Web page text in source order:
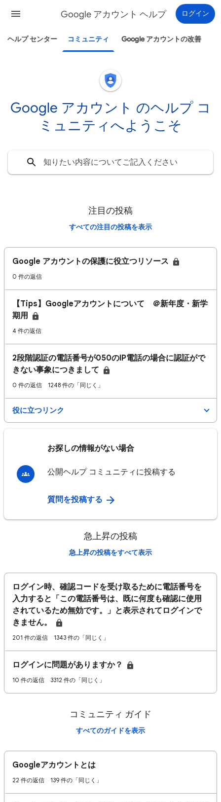
Google アカウント ヘルプ ログイン
ヘルプ センター コミュニティ Google アカウントの改善
Google アカウント のヘルプ コ
ミュニティへようこそ
注目の投稿
すべての注目の投稿を表示
Google アカウントの保護に役立つリソース
0 件の返信
【Tips】Googleアカウントについて ＠新年度・新学
期用
4 件の返信
2段階認証の電話番号が050のIP電話の場合に認証がで
きない事象につきまして
0 件の返信 1248 件の「同じく」
役に立つリンク
お探しの情報がない場合
公開ヘルプ コミュニティに投稿する
質問を投稿する
急上昇の投稿
急上昇の投稿をすべて表示
ログイン時、確認コードを受け取るために電話番号を
入力すると「この電話番号は、既に何度も確認に使用
されているため無効です。」と表示されてログインで
きません。
201 件の返信 1343 件の「同じく」
ログインに問題がありますか？
10 件の返信 3312 件の「同じく」
コミュニティ ガイド
すべてのガイドを表示
Googleアカウントとは
22 件の返信 139 件の「同じく」